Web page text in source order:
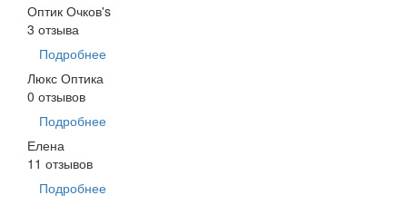
Оптик Очков's
3 отзыва
Подробнее
Люкс Оптика
0 отзывов
Подробнее
Елена
11 отзывов
Подробнее